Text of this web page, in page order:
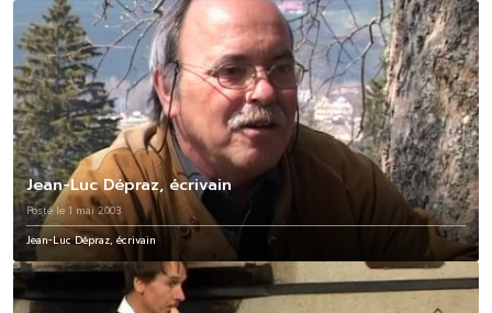
Jean-Luc Dépraz, écrivain
Posté le 1 mai 2003
Jean-Luc Dépraz, écrivain